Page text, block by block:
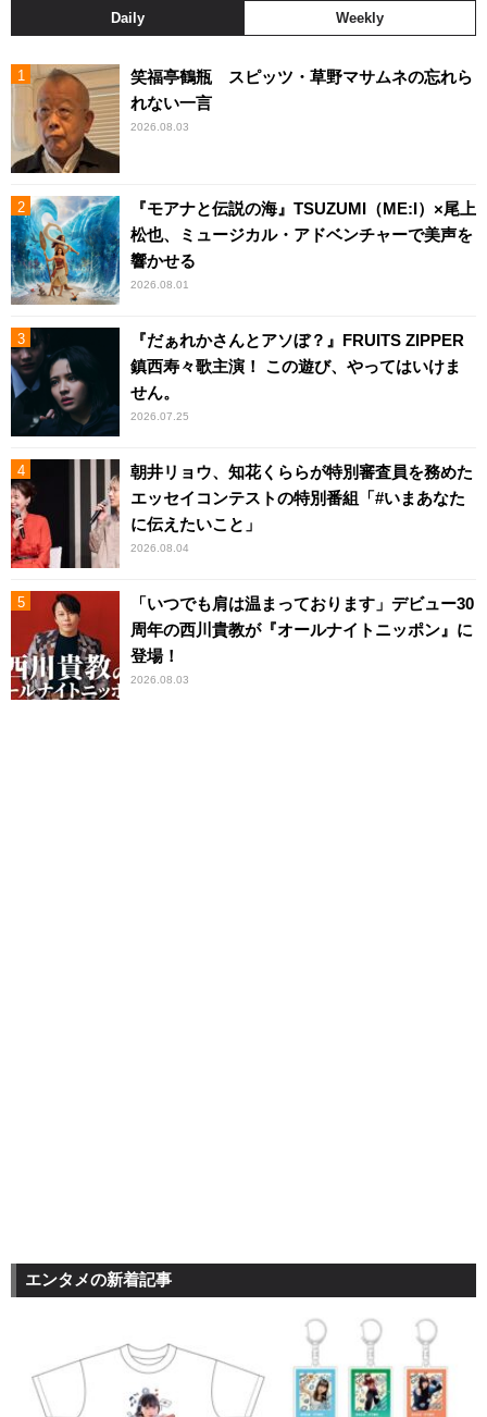
Daily Weekly
笑福亭鶴瓶 スピッツ・草野マサムネの忘れら
れない一言
2026.08.03
『モアナと伝説の海』TSUZUMI（ME:I）×尾上
松也、ミュージカル・アドベンチャーで美声を
響かせる
2026.08.01
『だぁれかさんとアソぼ？』FRUITS ZIPPER
鎮西寿々歌主演！ この遊び、やってはいけま
せん。
2026.07.25
朝井リョウ、知花くららが特別審査員を務めた
エッセイコンテストの特別番組「#いまあなた
に伝えたいこと」
2026.08.04
「いつでも肩は温まっております」デビュー30
周年の西川貴教が『オールナイトニッポン』に
登場！
2026.08.03
エンタメの新着記事